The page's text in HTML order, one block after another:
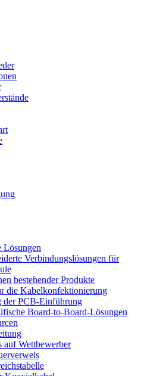
Lösungen
Verbindungslösungen für
bestehender Produkte
die Kabelkonfektionierung
der PCB-Einführung
Board-to-Board-Lösungen
auf Wettbewerber